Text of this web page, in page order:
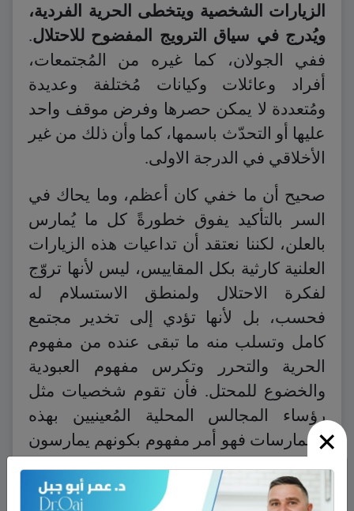
×
الزيارات الشخصية ويتخطى الحرية الفردية،
ويُدرج في سياق الترويج المفضوح للاحتلال.
ففي الجولان، كما غيره من المُجتمعات،
أفراد وعائلات وكيانات مُختلفة وعديدة
ومُتعددة لا يمكن حصرها وفرض موقف واحد
عليها أو التحدّث باسمها، كما وأن ذلك من غير
الأخلاقي في الدرجة الاولى.
صحيح أن ما خفي كان أعظم، وما يحاك في
السر بالتأكيد يفوق خطورةً كل ما يُمارس
بالعلن، لكننا نعتقد أن تداعيات هذه الزيارات
العلنية كارثية بكل المقاييس، ليس لأنها تروّج
لفكرة الاحتلال ولمنطق الاستسلام له
فحسب، بل لأنها تؤدي إلى تخدير مجتمع
كامل وتسلب منه ما تبقى عنده من مفهوم
الحرية والتحرر وتكرس مفهوم العبودية
والخضوع للمحتل. فأن تقوم شخصيات مثل
رؤساء المجالس المحلية المُعينيين بهذه
الممارسات فهو أمر مفهوم بكونهم يمارسون
الاحتلال، وهذه مصيبة حلّت بنا، أما المصيبة